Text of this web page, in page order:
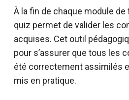
À la fin de chaque module de
quiz permet de valider les
acquises. Cet outil
pour s’assurer que tous les
été correctement assimilés
mis en pratique.